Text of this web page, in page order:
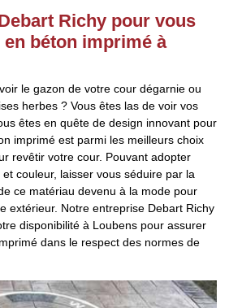
Richy pour vous
béton imprimé à
le gazon de votre cour dégarnie ou
herbes ? Vous êtes las de voir vos
êtes en quête de design innovant pour
imprimé est parmi les meilleurs choix
revêtir votre cour. Pouvant adopter
couleur, laisser vous séduire par la
ce matériau devenu à la mode pour
extérieur. Notre entreprise Debart Richy
disponibilité à Loubens pour assurer
dans le respect des normes de